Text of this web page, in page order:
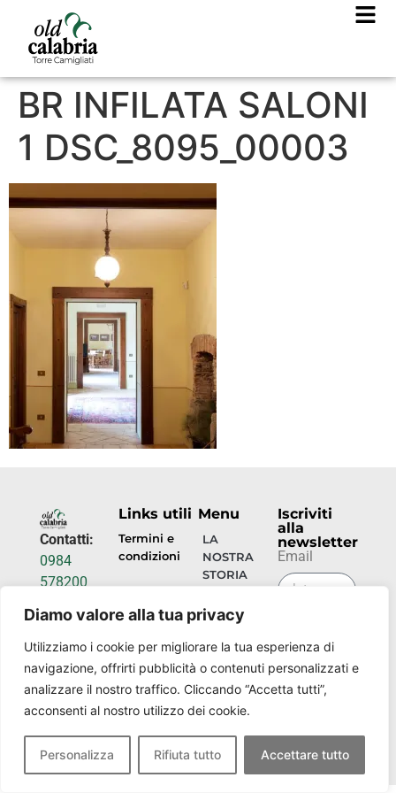
Diamo valore alla tua privacy
Utilizziamo i cookie per migliorare la tua esperienza di
navigazione, offrirti pubblicità o contenuti personalizzati e
analizzare il nostro traffico. Cliccando “Accetta tutti”,
acconsenti al nostro utilizzo dei cookie.
Personalizza Rifiuta tutto Accettare tutto
BR INFILATA SALONI
1 DSC_8095_00003
Contatti:
0984
578200
18, 87052
Links utili
Termini e
condizioni
policy
Menu
LA
NOSTRA
STORIA
OSPITALITÀ
EVENTI
NOSTRI
LUOGHI
Iscriviti
alla
newsletter
Email
ORA